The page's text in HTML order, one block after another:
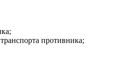
;
противника;